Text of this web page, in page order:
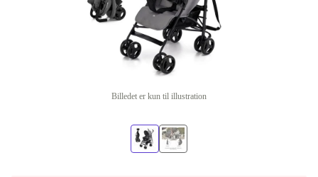
Billedet er kun til illustration